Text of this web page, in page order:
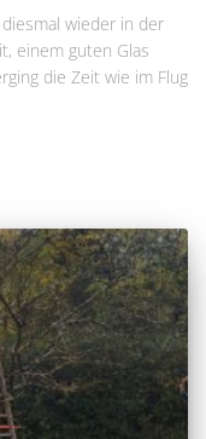
wieder in der
einem guten Glas
die Zeit wie im Flug